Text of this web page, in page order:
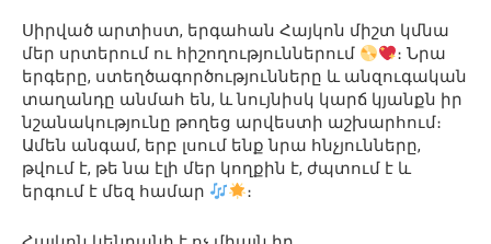
Սիրված արտիստ, երգահան Հայկոն միշտ կմնա
մեր սրտերում ու հիշողություններում
։ Նրա
երգերը, ստեղծագործությունները և անզուգական
տաղանդը անմահ են, և նույնիսկ կարճ կյանքն իր
նշանակությունը թողեց արվեստի աշխարհում։
Ամեն անգամ, երբ լսում ենք նրա հնչյունները,
թվում է, թե նա էլի մեր կողքին է, ժպտում է և
երգում է մեզ համար
։